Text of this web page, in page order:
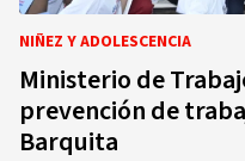
NIÑEZ Y ADOLESCENCIA
Ministerio de
prevención de
Barquita